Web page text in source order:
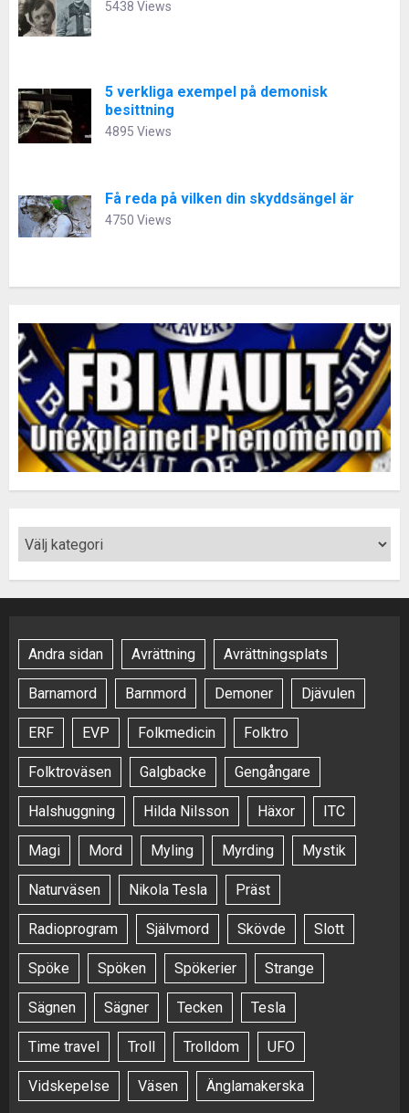
5438 Views
5 verkliga exempel på demonisk
besittning
4895 Views
Få reda på vilken din skyddsängel är
4750 Views
Andra sidan Avrättning Avrättningsplats
Barnamord Barnmord Demoner Djävulen
ERF EVP Folkmedicin Folktro
Folktroväsen Galgbacke Gengångare
Halshuggning Hilda Nilsson Häxor ITC
Magi Mord Myling Myrding Mystik
Naturväsen Nikola Tesla Präst
Radioprogram Självmord Skövde Slott
Spöke Spöken Spökerier Strange
Sägnen Sägner Tecken Tesla
Time travel Troll Trolldom UFO
Vidskepelse Väsen Änglamakerska